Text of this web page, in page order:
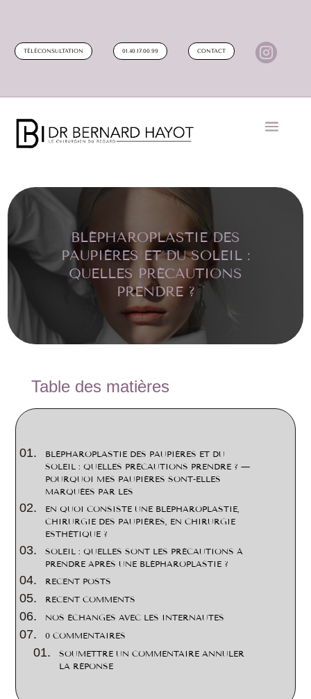
TÉLÉCONSULTATION 01.40.17.00.99 CONTACT 
BLÉPHAROPLASTIE DES
PAUPIÈRES ET DU SOLEIL :
QUELLES PRÉCAUTIONS
PRENDRE ?
Table des matières
BLÉPHAROPLASTIE DES PAUPIÈRES ET DU
SOLEIL : QUELLES PRÉCAUTIONS PRENDRE ? —
POURQUOI MES PAUPIÈRES SONT-ELLES
MARQUÉES PAR LES
EN QUOI CONSISTE UNE BLÉPHAROPLASTIE,
CHIRURGIE DES PAUPIÈRES, EN CHIRURGIE
ESTHÉTIQUE ?
SOLEIL : QUELLES SONT LES PRÉCAUTIONS À
PRENDRE APRÈS UNE BLÉPHAROPLASTIE ?
RECENT POSTS
RECENT COMMENTS
NOS ÉCHANGES AVEC LES INTERNAUTES
0 COMMENTAIRES
SOUMETTRE UN COMMENTAIRE ANNULER
LA RÉPONSE